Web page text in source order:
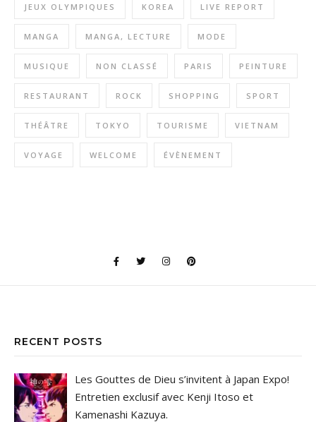
JEUX OLYMPIQUES KOREA LIVE REPORT
MANGA MANGA, LECTURE MODE
MUSIQUE NON CLASSÉ PARIS PEINTURE
RESTAURANT ROCK SHOPPING SPORT
THÉÂTRE TOKYO TOURISME VIETNAM
VOYAGE WELCOME ÉVÈNEMENT
RECENT POSTS
Les Gouttes de Dieu s’invitent à Japan Expo!
Entretien exclusif avec Kenji Itoso et
Kamenashi Kazuya.